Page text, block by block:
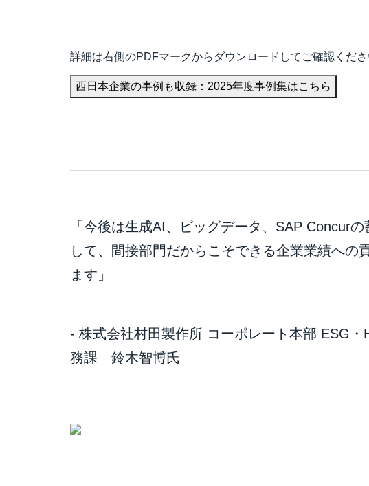
詳細は右側のPDFマークからダウンロードしてご確認くださ
西日本企業の事例も収録：2025年度事例集はこちら
「今後は生成AI、ビッグデータ、SAP Concur
して、間接部門だからこそできる企業業績への
ます」
- 株式会社村田製作所 コーポレート本部 ESG・
務課 鈴木智博氏